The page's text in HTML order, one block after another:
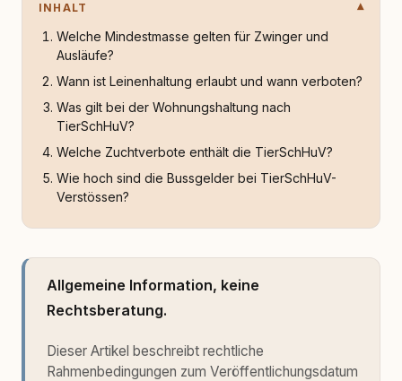
INHALT
Welche Mindestmasse gelten für Zwinger und
Ausläufe?
Wann ist Leinenhaltung erlaubt und wann verboten?
Was gilt bei der Wohnungshaltung nach
TierSchHuV?
Welche Zuchtverbote enthält die TierSchHuV?
Wie hoch sind die Bussgelder bei TierSchHuV-
Verstössen?
Allgemeine Information, keine
Rechtsberatung.
Dieser Artikel beschreibt rechtliche
Rahmenbedingungen zum Veröffentlichungsdatum